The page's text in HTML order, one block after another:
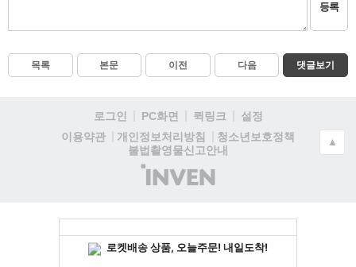
등록
목록 본문 이전 다음 댓글보기
로그인 PC화면 퀵링크
설정
이용약관
개인정보처리방침
청소년보호정책
불법촬영물신고안내
(주)
인
▲